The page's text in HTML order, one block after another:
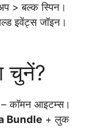
> बल्क स्पिन।
इवेंट्स जॉइन।
चुनें?
कॉमन आइटम्स।
Bundle + लुक